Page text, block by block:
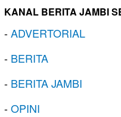
KANAL BERITA JAMBI
-ADVERTORIAL
- BERITA
- BERITA JAMBI
-OPINI